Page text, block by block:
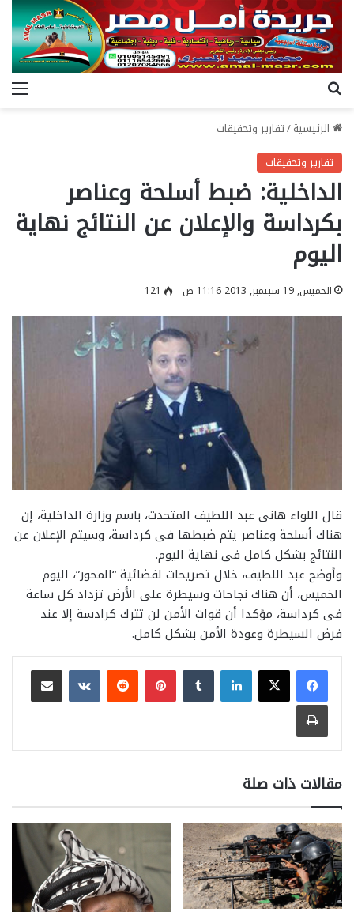
الرئيسية/تقارير وتحقيقات
تقارير وتحقيقات
الداخلية: ضبط أسلحة وعناصر
بكرداسة والإعلان عن النتائج نهاية
اليوم
الخميس, 19 سبتمبر, 2013 11:16 ص 121
قال اللواء هانى عبد اللطيف المتحدث، باسم وزارة الداخلية، إن
هناك أسلحة وعناصر يتم ضبطها فى كرداسة، وسيتم الإعلان عن
النتائج بشكل كامل فى نهاية اليوم.
وأوضح عبد اللطيف، خلال تصريحات لفضائية “المحور”، اليوم
الخميس، أن هناك نجاحات وسيطرة على الأرض تزداد كل ساعة
فى كرداسة، مؤكدا أن قوات الأمن لن تترك كرادسة إلا عند
فرض السيطرة وعودة الأمن بشكل كامل.
لينكدإن بينتيريست
مشاركة عبر البريد
طباعة
مقالات ذات صلة